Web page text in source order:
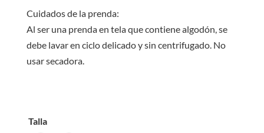
Cuidados de la prenda:
Al ser una prenda en tela que contiene algodón, se
debe lavar en ciclo delicado y sin centrifugado. No
usar secadora.
Talla